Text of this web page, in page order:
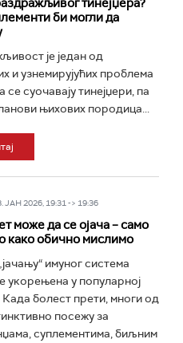
тинејџера?
би могли да
је један од
и узнемирујућих проблема
се суочавају тинејџери, па
њихових породица...
2026, 19:31 -> 19:36
може да се ојача – само
како обично мислимо
имуног система
укорењена у популарној
Када болест прети, многи од
посежу за
суплементима, биљним